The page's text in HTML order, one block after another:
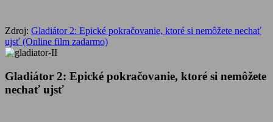
Zdroj: Gladiátor 2: Epické pokračovanie, ktoré si nemôžete nechať
ujsť (Online film zadarmo)
Gladiátor 2: Epické pokračovanie, ktoré si nemôžete
nechať ujsť